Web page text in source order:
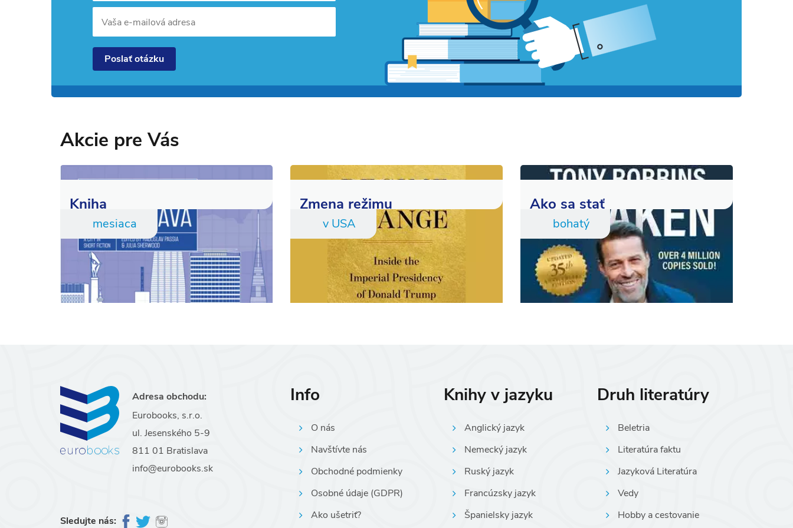
Vaša e-mailová adresa
Poslať otázku
Akcie pre Vás
Kniha
mesiaca
Zmena režimu
v USA
Ako sa stať
bohatý
Adresa obchodu:
Eurobooks, s.r.o.
ul. Jesenského 5-9
811 01 Bratislava
info@eurobooks.sk
Sledujte nás:
Info
O nás
Navštívte nás
Obchodné podmienky
Osobné údaje (GDPR)
Ako ušetriť?
Knihy v jazyku
Anglický jazyk
Nemecký jazyk
Ruský jazyk
Francúzsky jazyk
Španielsky jazyk
Druh literatúry
Beletria
Literatúra faktu
Jazyková Literatúra
Vedy
Hobby a cestovanie